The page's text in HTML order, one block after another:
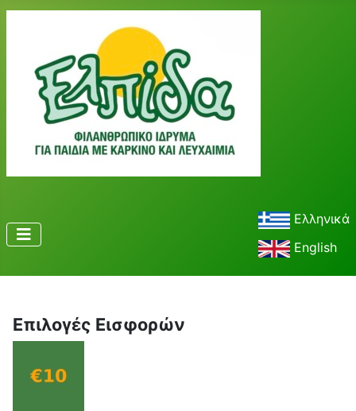
Ελληνικά
English
Επιλογές Εισφορών